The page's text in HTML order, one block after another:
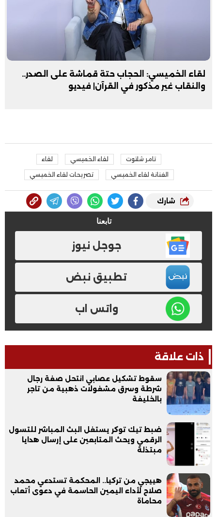
لقاء الخميسي: الحجاب حتة قماشة على الصدر..
والنقاب غير مذكور في القرآن| فيديو
تامر شلتوت لقاء الخميسي لقاء
الفنانة لقاء الخميسي تصريحات لقاء الخميسي
شارك
تابعنا
جوجل نيوز
تطبيق نبض
واتس اب
ذات علاقة
سقوط تشكيل عصابي انتحل صفة رجال
شرطة وسرق مشغولات ذهبية من تاجر
بالخليفة
ضبط تيك توكر يستغل البث المباشر للتسول
الرقمي ويحث المتابعين على إرسال هدايا
مبتذلة
هييجي من تركيا.. المحكمة تستدعي محمد
صلاح لأداء اليمين الحاسمة في دعوى أتعاب
محاماة